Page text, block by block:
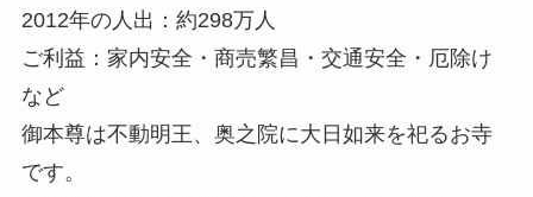
2012年の人出：約298万人
ご利益：家内安全・商売繁昌・交通安全・ 厄除け
など
御本尊は不動明王、奥之院に大日如来を祀るお寺
です。